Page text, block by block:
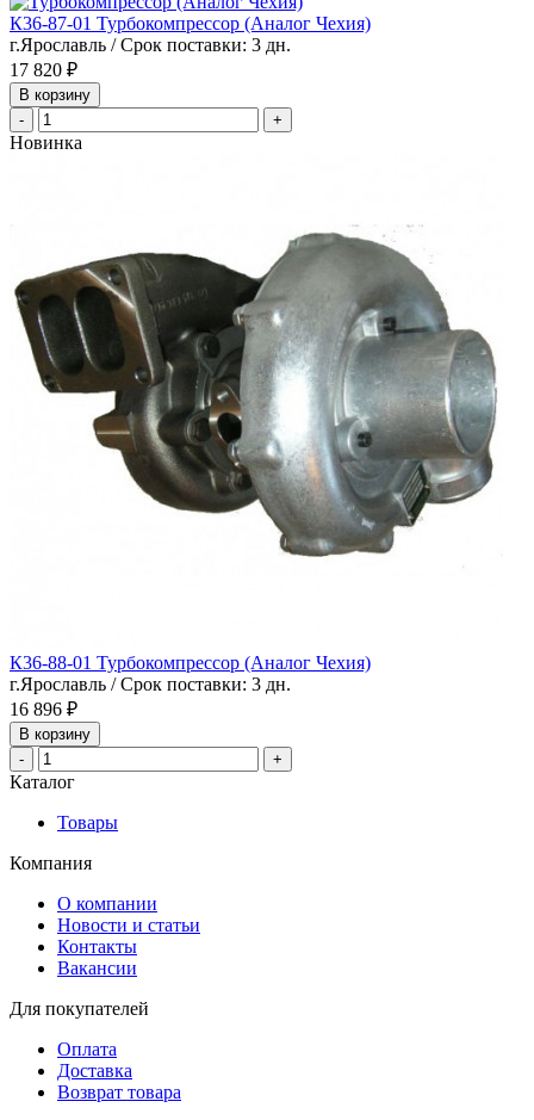
К36-87-01 Турбокомпрессор (Аналог Чехия)
г.Ярославль / Срок поставки: 3 дн.
17 820 ₽
В корзину
-
+
Новинка
К36-88-01 Турбокомпрессор (Аналог Чехия)
г.Ярославль / Срок поставки: 3 дн.
16 896 ₽
В корзину
-
+
Каталог
Товары
Компания
О компании
Новости и статьи
Контакты
Вакансии
Для покупателей
Оплата
Доставка
Возврат товара